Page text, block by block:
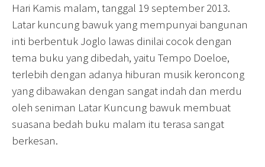
Hari Kamis malam, tanggal 19 september 2013.
Latar kuncung bawuk yang mempunyai bangunan
inti berbentuk Joglo lawas dinilai cocok dengan
tema buku yang dibedah, yaitu Tempo Doeloe,
terlebih dengan adanya hiburan musik keroncong
yang dibawakan dengan sangat indah dan merdu
oleh seniman Latar Kuncung bawuk membuat
suasana bedah buku malam itu terasa sangat
berkesan.